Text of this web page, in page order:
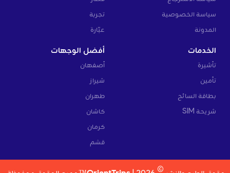
سياسة الخصوصية
المدونة
تجربة
عبّارة
الخدمات
تأشيرة
تأمين
بطاقة السائح
شريحة SIM
أفضل الوجهات
أصفهان
شيراز
طهران
كاشان
كرمان
قشم